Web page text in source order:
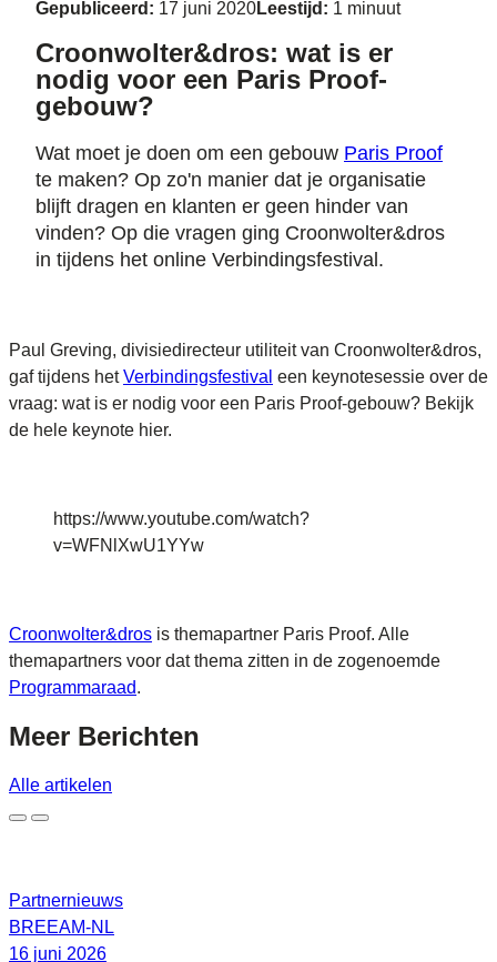
Gepubliceerd: 17 juni 2020Leestijd: 1 minuut
Croonwolter&dros: wat is er
nodig voor een Paris Proof-
gebouw?
Wat moet je doen om een gebouw Paris Proof
te maken? Op zo'n manier dat je organisatie
blijft dragen en klanten er geen hinder van
vinden? Op die vragen ging Croonwolter&dros
in tijdens het online Verbindingsfestival.
Paul Greving, divisiedirecteur utiliteit van Croonwolter&dros,
gaf tijdens hetVerbindingsfestival een keynotesessie over de
vraag: wat is er nodig voor een Paris Proof-gebouw? Bekijk
de hele keynote hier.
https://www.youtube.com/watch?
v=WFNlXwU1YYw
Croonwolter&dros is themapartner Paris Proof. Alle
themapartners voor dat thema zitten in de zogenoemde
Programmaraad.
Meer Berichten
Alle artikelen
Partnernieuws
BREEAM-NL
16 juni 2026